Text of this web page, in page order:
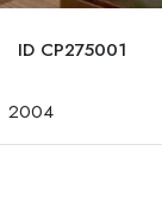
ID CP275001
2004